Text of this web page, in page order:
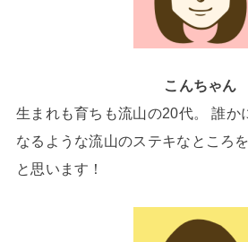
こんちゃん
生まれも育ちも流山の20代。 誰か
なるような流山のステキなところ
と思います！